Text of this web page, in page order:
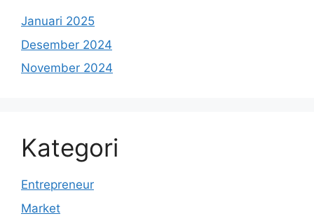
Januari 2025
Desember 2024
November 2024
Kategori
Entrepreneur
Market